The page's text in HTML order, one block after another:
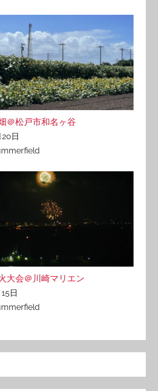
＠松戸市和名ヶ谷
日
大会＠川崎マリエン
日